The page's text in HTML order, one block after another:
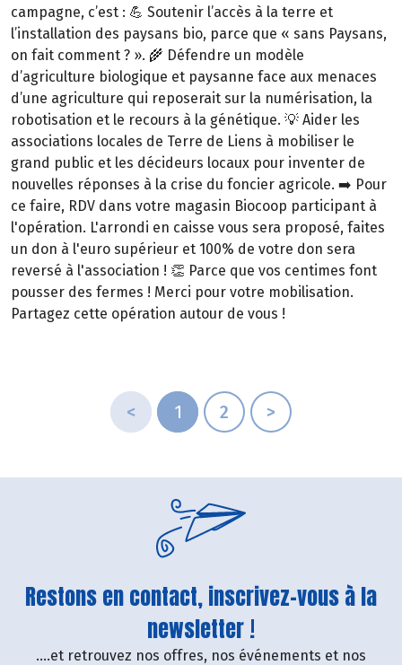
campagne, c’est : 💪 Soutenir l’accès à la terre et
l’installation des paysans bio, parce que « sans Paysans,
on fait comment ? ». 🌾 Défendre un modèle
d’agriculture biologique et paysanne face aux menaces
d’une agriculture qui reposerait sur la numérisation, la
robotisation et le recours à la génétique. 💡 Aider les
associations locales de Terre de Liens à mobiliser le
grand public et les décideurs locaux pour inventer de
nouvelles réponses à la crise du foncier agricole. ➡️ Pour
ce faire, RDV dans votre magasin Biocoop participant à
l'opération. L'arrondi en caisse vous sera proposé, faites
un don à l'euro supérieur et 100% de votre don sera
reversé à l'association ! 👏 Parce que vos centimes font
pousser des fermes ! Merci pour votre mobilisation.
Partagez cette opération autour de vous !
< 1 2 >
Restons en contact, inscrivez-vous à la
newsletter !
....et retrouvez nos offres, nos événements et nos